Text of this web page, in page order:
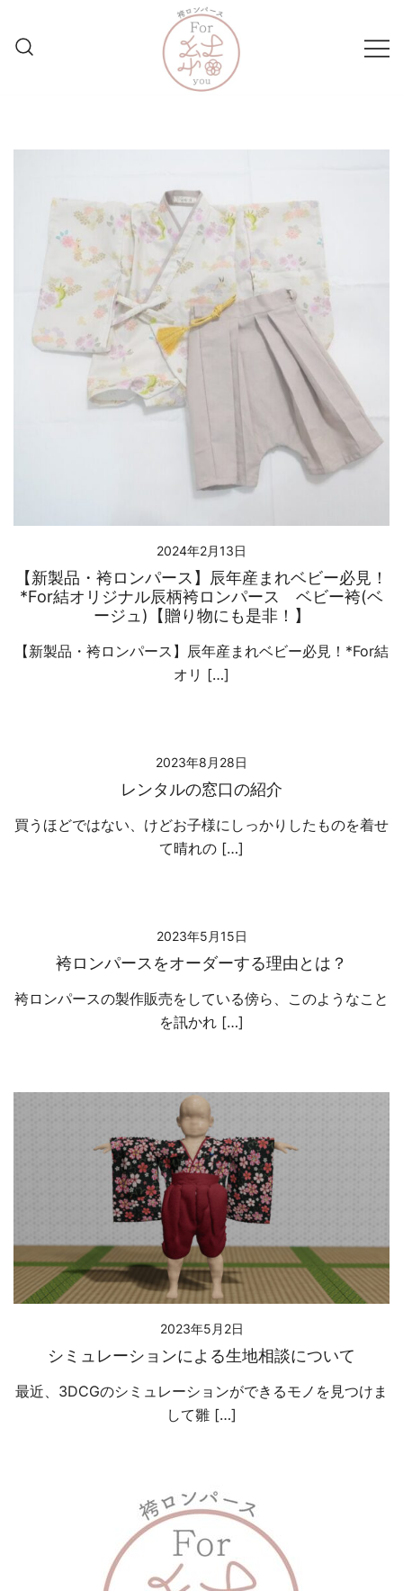
2024年2月13日
【新製品・袴ロンパース】辰年産まれベビー必見！
*For結オリジナル辰柄袴ロンパース ベビー袴(ベ
ージュ)【贈り物にも是非！】
【新製品・袴ロンパース】辰年産まれベビー必見！*For結
オリ […]
2023年8月28日
レンタルの窓口の紹介
買うほどではない、けどお子様にしっかりしたものを着せ
て晴れの […]
2023年5月15日
袴ロンパースをオーダーする理由とは？
袴ロンパースの製作販売をしている傍ら、このようなこと
を訊かれ […]
2023年5月2日
シミュレーションによる生地相談について
最近、3DCGのシミュレーションができるモノを見つけま
して雛 […]